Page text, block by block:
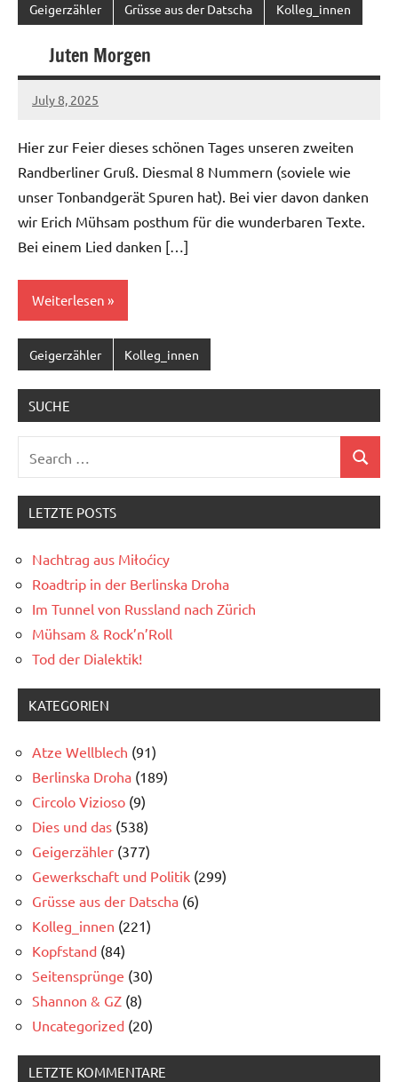
Geigerzähler Grüsse aus der Datscha Kolleg_innen
Juten Morgen
July 8, 2025
geigerzaehler
No
Hier zur Feier dieses schönen Tages unseren zweiten
Randberliner Gruß. Diesmal 8 Nummern (soviele wie
unser Tonbandgerät Spuren hat). Bei vier davon danken
wir Erich Mühsam posthum für die wunderbaren Texte.
Bei einem Lied danken […]
Weiterlesen
Geigerzähler Kolleg_innen
SUCHE
for:
Search
LETZTE POSTS
Nachtrag aus Miłoćicy
Roadtrip in der Berlinska Droha
Im Tunnel von Russland nach Zürich
Mühsam & Rock’n’Roll
Tod der Dialektik!
KATEGORIEN
Atze Wellblech (91)
Berlinska Droha (189)
Circolo Vizioso (9)
Dies und das (538)
Geigerzähler (377)
Gewerkschaft und Politik (299)
Grüsse aus der Datscha (6)
Kolleg_innen (221)
Kopfstand (84)
Seitensprünge (30)
Shannon & GZ (8)
Uncategorized (20)
LETZTE KOMMENTARE